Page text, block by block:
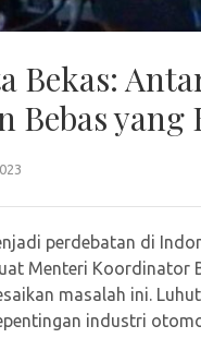
Bekas:
Bebas
perdebatan di
Menteri Koordinator
masalah ini.
industri